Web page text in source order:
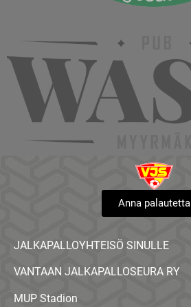
Anna palautetta
JALKAPALLOYHTEISÖ SINULLE
VANTAAN JALKAPALLOSEURA RY
MUP Stadion